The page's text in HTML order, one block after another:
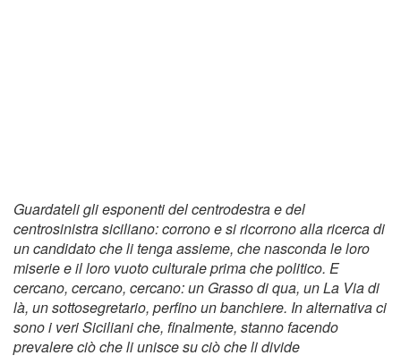
Guardateli gli esponenti del centrodestra e del
centrosinistra siciliano: corrono e si ricorrono alla ricerca di
un candidato che li tenga assieme, che nasconda le loro
miserie e il loro vuoto culturale prima che politico. E
cercano, cercano, cercano: un Grasso di qua, un La Via di
là, un sottosegretario, perfino un banchiere. In alternativa ci
sono i veri Siciliani che, finalmente, stanno facendo
prevalere ciò che li unisce su ciò che li divide